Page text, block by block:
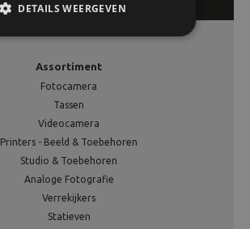
Assortiment
Fotocamera
Tassen
Videocamera
Printers - Beeld & Toebehoren
Studio & Toebehoren
Analoge Fotografie
Verrekijkers
Statieven
DETAILS WEERGEVEN